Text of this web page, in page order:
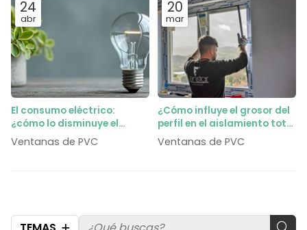
24
abr
El consumo eléctrico:
¿cómo lo disminuye el
cambio de ventanas?
Ventanas de PVC
20
mar
¿Cómo influye el grosor del
perfil en el aislamiento total
de la ventana?
Ventanas de PVC